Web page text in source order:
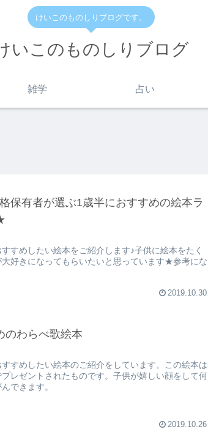
けいこのものしりブログです。
いこのものしりブログ
雑学 占い
保有者が選ぶ1歳半におすすめの絵本ラ
すめしたい絵本をご紹介します♪子供に絵本をたく
大好きになってもらいたいと思っています★参考にな
2019.10.30
のわらべ歌絵本
すすめしたい絵本のご紹介をしています。この絵本は
レゼントされたものです。子供が嬉しい顔をして何
できます。
2019.10.26